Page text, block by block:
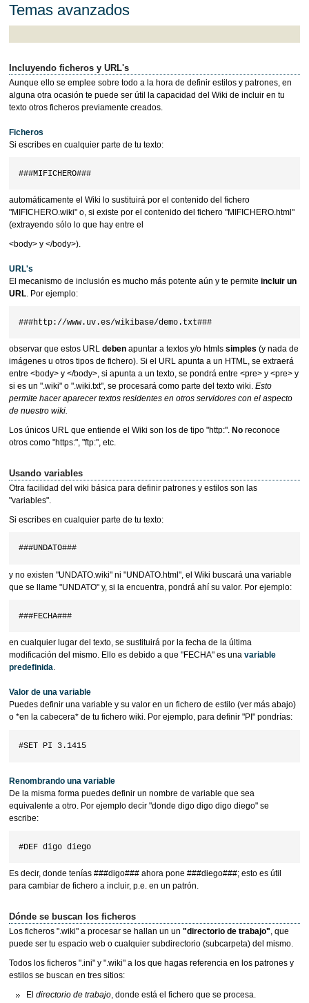
Temas avanzados
Incluyendo ficheros y URL's
Aunque ello se emplee sobre todo a la hora de definir estilos y patrones, en
alguna otra ocasión te puede ser útil la capacidad del Wiki de incluir en tu
texto otros ficheros previamente creados.
Ficheros
Si escribes en cualquier parte de tu texto:
automáticamente el Wiki lo sustituirá por el contenido del fichero
"MIFICHERO.wiki" o, si existe por el contenido del fichero "MIFICHERO.html"
(extrayendo sólo lo que hay entre el
<body> y </body>).
URL's
El mecanismo de inclusión es mucho más potente aún y te permite incluir un
URL. Por ejemplo:
observar que estos URL debenapuntar a textos y/o htmls simples (y nada de
imágenes u otros tipos de fichero). Si el URL apunta a un HTML, se extraerá
entre <body> y </body>, si apunta a un texto, se pondrá entre <pre> y <pre> y
si es un ".wiki" o ".wiki.txt", se procesará como parte del texto wiki. Esto
permite hacer aparecer textos residentes en otros servidores con el aspecto
de nuestro wiki.
Los únicos URL que entiende el Wiki son los de tipo "http:". Noreconoce
otros como "https:", "ftp:", etc.
Usando variables
Otra facilidad del wiki básica para definir patrones y estilos son las
"variables".
Si escribes en cualquier parte de tu texto:
y no existen "UNDATO.wiki" ni "UNDATO.html", el Wiki buscará una variable
que se llame "UNDATO" y, si la encuentra, pondrá ahí su valor. Por ejemplo:
en cualquier lugar del texto, se sustituirá por la fecha de la última
modificación del mismo. Ello es debido a que "FECHA" es una variable
predefinida.
Valor de una variable
Puedes definir una variable y su valor en un fichero de estilo (ver más abajo)
o *en la cabecera* de tu fichero wiki. Por ejemplo, para definir "PI" pondrías:
Renombrando una variable
De la misma forma puedes definir un nombre de variable que sea
equivalente a otro. Por ejemplo decir "donde digo digo digo diego" se
escribe:
Es decir, donde tenías ###digo### ahora pone ###diego###; esto es útil
para cambiar de fichero a incluir, p.e. en un patrón.
Dónde se buscan los ficheros
Los ficheros ".wiki" a procesar se hallan un un "directorio de trabajo", que
puede ser tu espacio web o cualquier subdirectorio (subcarpeta) del mismo.
Todos los ficheros ".ini" y ".wiki" a los que hagas referencia en los patrones y
estilos se buscan en tres sitios:
El directorio de trabajo, donde está el fichero que se procesa.